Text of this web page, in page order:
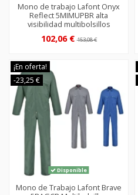
Mono de trabajo Lafont Onyx
Reflect 5MIMUPBR alta
visibilidad multibolsillos
102,06 €153,08 €
¡En oferta!
-23,25 €
Disponible
Mono de Trabajo Lafont Brave